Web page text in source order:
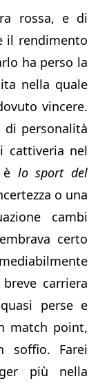
rossa, e di
il rendimento
ha perso la
nella quale
vincere.
personalità
cattiveria nel
lo sport del
o una
cambi
certo
carriera
perse e
match point,
Farei
più nella